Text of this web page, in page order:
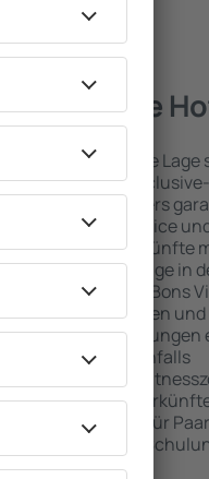
– beste
und eine attraktive Lage
die ein All-
in Les Bons Villers
Service
Unterkünfte
Lage in
in Les Bons
Parkplätze nutzen
das ihren Erwartungen
umfasst ebenfalls
Menü, SPA oder
Die besten
Lösung für
reisen oder
möchten.